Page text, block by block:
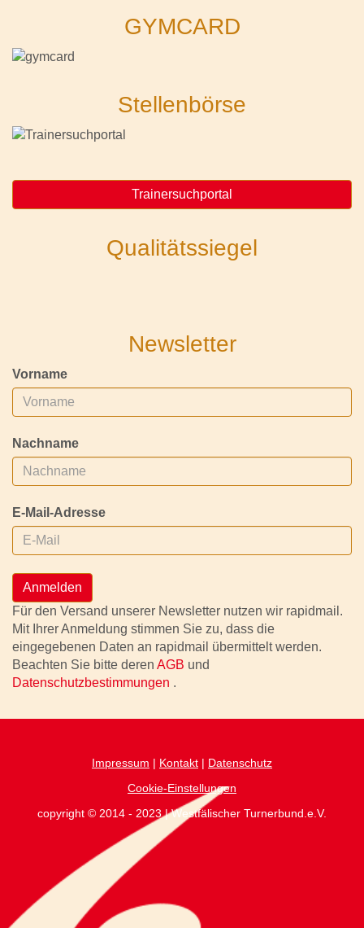
GYMCARD
Stellenbörse
Trainersuchportal
Qualitätssiegel
Newsletter
Vorname
Nachname
E-Mail-Adresse
Anmelden
Für den Versand unserer Newsletter nutzen wir rapidmail.
Mit Ihrer Anmeldung stimmen Sie zu, dass die
eingegebenen Daten an rapidmail übermittelt werden.
Beachten Sie bitte deren AGB und
Datenschutzbestimmungen .
Impressum | Kontakt | Datenschutz
Cookie-Einstellungen
copyright © 2014 - 2023 | Westfälischer Turnerbund.e.V.